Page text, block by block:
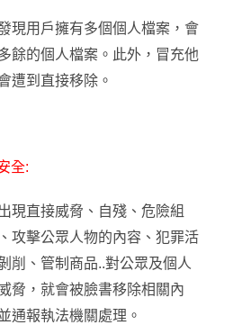
現用戶擁有多個個人檔案，會
餘的個人檔案。此外，冒充他
遭到直接移除 。
全:
現直接威脅、自殘、危險組
攻擊公眾人物的內容、犯罪活
削、管制商品..對公眾及個人
脅 ， 就會被臉書移除相關內
通報執法機關處理。